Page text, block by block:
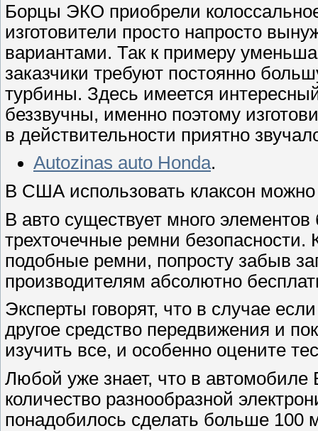
Борцы ЭКО приобрели
изготовители просто напросто
вариантами. Так к примеру
заказчики требуют постоянно
турбины. Здесь имеется
беззвучны, именно поэтому
в действительности приятно
Autozinas auto Honda.
В США использовать клаксон
В авто существует много
трехточечные ремни
подобные ремни, попросту забыв
производителям абсолютно
Эксперты говорят, что в случае
другое средство передвижения и
изучить все, и особенно оцените
Любой уже знает, что в автомобиле
количество разнообразной
понадобилось сделать больше 100